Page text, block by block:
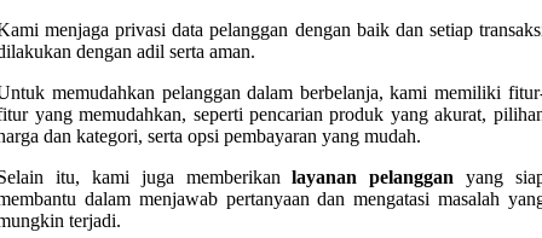
menjaga privasi data pelanggan dengan baik dan setiap
dengan adil serta aman.
memudahkan pelanggan dalam berbelanja, kami memiliki
yang memudahkan, seperti pencarian produk yang akurat,
dan kategori, serta opsi pembayaran yang mudah.
itu, kami juga memberikanlayanan pelanggan yang
dalam menjawab pertanyaan dan mengatasi masalah
terjadi.